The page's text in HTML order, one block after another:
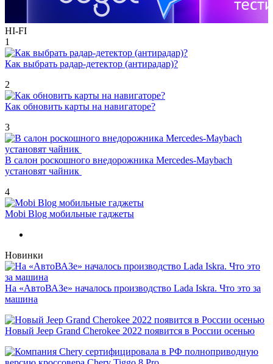
HI-FI
1
Как выбрать радар-детектор (антирадар)?
2
Как обновить карты на навигаторе?
3
В салон роскошного внедорожника Mercedes-Maybach
установят чайник
4
Mobi Blog мобильные гаджеты
Новинки
На «АвтоВАЗе» началось производство Lada Iskra. Что это за
машина
Новый Jeep Grand Cherokee 2022 появится в России осенью